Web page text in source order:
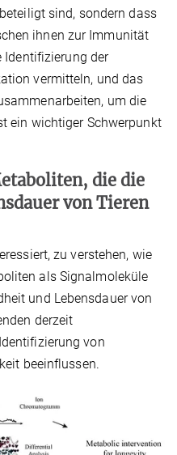
sind, sondern dass
ihnen zur Immunität
Identifizierung der
vermitteln, und das
um die
ein wichtiger Schwerpunkt
die die
von Tieren
zu verstehen, wie
als Signalmoleküle
und Lebensdauer von
derzeit
von
beeinflussen.